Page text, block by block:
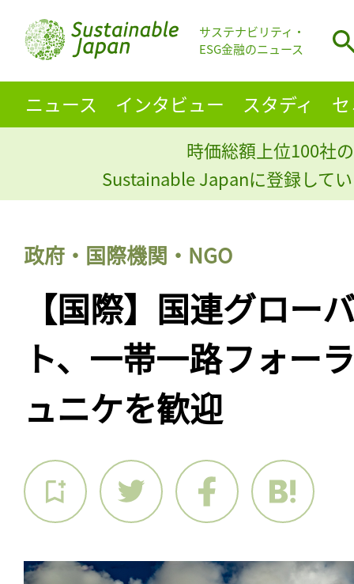
サステナビリティ・
ESG金融のニュース
ニュース インタビュー スタディ
時価総額上位100社
Sustainable Japanに登録して
政府・国際機関・NGO
【国際】国連グロー
ト、一帯一路フォー
ュニケを歓迎